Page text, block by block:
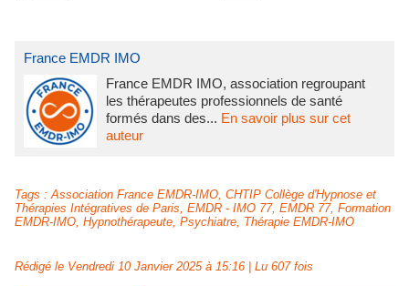
France EMDR IMO
France EMDR IMO, association regroupant
les thérapeutes professionnels de santé
formés dans des... En savoir plus sur cet
auteur
Tags : Association France EMDR-IMO CHTIP Collège d'Hypnose et
Thérapies Intégratives de Paris EMDR - IMO 77, EMDR 77, Formation
EMDR-IMO Hypnothérapeute Psychiatre Thérapie EMDR-IMO
Rédigé le Vendredi 10 Janvier 2025 à 15:16 | Lu 607 fois